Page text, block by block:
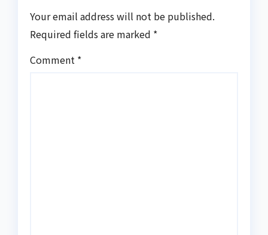
Your email address will not be published.
Required fields are marked *
Comment *